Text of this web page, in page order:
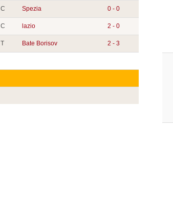
C Spezia 0 - 0
C lazio 2 - 0
T Bate Borisov 2 - 3